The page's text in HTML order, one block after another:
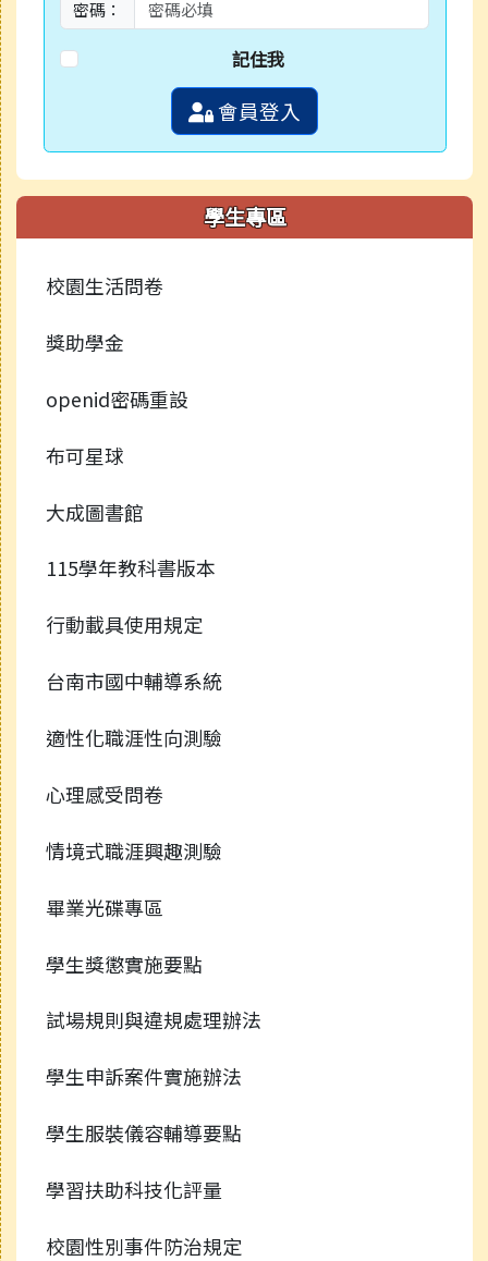
密碼：
記住我
會員登入
學生專區
校園生活問卷
獎助學金
openid密碼重設
布可星球
大成圖書館
115學年教科書版本
行動載具使用規定
台南市國中輔導系統
適性化職涯性向測驗
心理感受問卷
情境式職涯興趣測驗
畢業光碟專區
學生獎懲實施要點
試場規則與違規處理辦法
學生申訴案件實施辦法
學生服裝儀容輔導要點
學習扶助科技化評量
校園性別事件防治規定